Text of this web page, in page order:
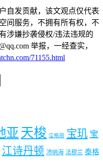
自发贡献，该文观点仅代表
间服务，不拥有所有权，不
涉嫌抄袭侵权/违法违规的
举报，一经查实，
71155.html
亚 天梭 宝格丽 宝玑 宝
江诗丹顿 沛纳海 法穆兰 泰格